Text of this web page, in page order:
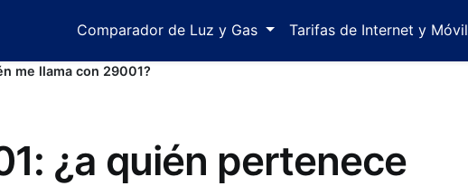
Comparador de Luz y Gas Tarifas de Internet y Móvil
me llama con 29001?
¿a quién pertenece